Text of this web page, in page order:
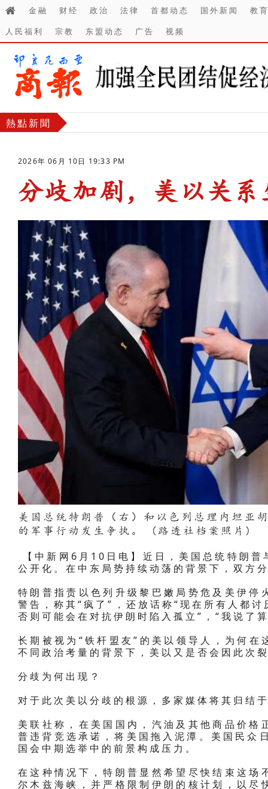
金融 财经 政治 法律 首都动态 国外新闻
教
人民福利
宗教 东盟动态 广告 视频
熱點新聞
2026年 06月 10日 19:33 PM
分歧加剧，美以关系
美国总统特朗普（右）和以色列总理内坦亚
的军事行动发生争执。 (路透社档案照片)
【中新网6月10日电】近日，美国总统特朗
公开化。在中东局势持续动荡的背景下，双方
特朗普指责以色列升级黎巴嫩局势危及美伊
警告，称其“疯了”，还放话称“现在所有人都
否则可能会在对抗伊朗时陷入孤立”，“我说了
长期被视为“铁杆盟友”的美以领导人，为何
不同政治考量的背景下，美以又是否会因此次
分歧为何出现？
对于此次美以分歧的根源，多家媒体将其归结
美联社称，在美国国内，汽油及其他商品价
普违背竞选承诺，将美国拖入泥潭。美国民众
国会中期选举中的前景构成压力。
在这种情况下，特朗普显然希望尽快结束这
尔木兹海峡，并严格限制伊朗的核计划，以